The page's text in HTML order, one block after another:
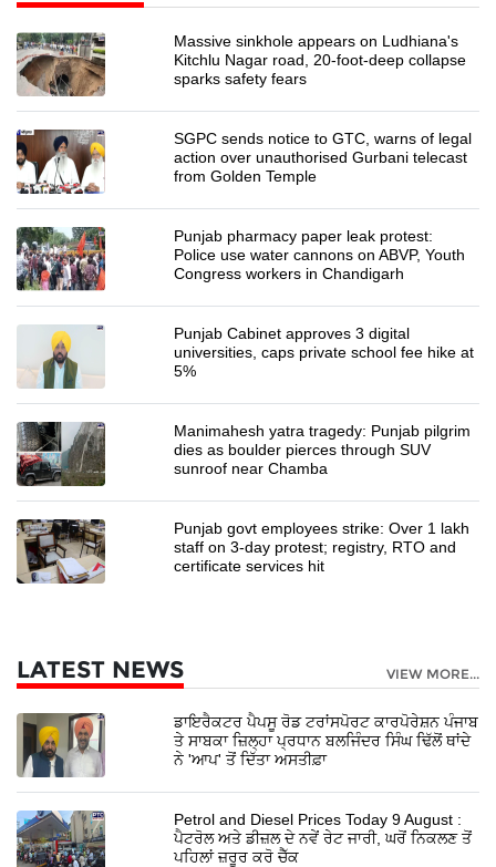
Massive sinkhole appears on Ludhiana's
Kitchlu Nagar road, 20-foot-deep collapse
sparks safety fears
SGPC sends notice to GTC, warns of legal
action over unauthorised Gurbani telecast
from Golden Temple
Punjab pharmacy paper leak protest:
Police use water cannons on ABVP, Youth
Congress workers in Chandigarh
Punjab Cabinet approves 3 digital
universities, caps private school fee hike at
5%
Manimahesh yatra tragedy: Punjab pilgrim
dies as boulder pierces through SUV
sunroof near Chamba
Punjab govt employees strike: Over 1 lakh
staff on 3-day protest; registry, RTO and
certificate services hit
LATEST NEWS VIEW MORE...
ਡਾਇਰੈਕਟਰ ਪੈਪਸੂ ਰੋਡ ਟਰਾਂਸਪੋਰਟ ਕਾਰਪੋਰੇਸ਼ਨ ਪੰਜਾਬ
ਤੇ ਸਾਬਕਾ ਜ਼ਿਲ੍ਹਾ ਪ੍ਰਧਾਨ ਬਲਜਿੰਦਰ ਸਿੰਘ ਢਿੱਲੋਂ ਥਾਂਦੇ
ਨੇ 'ਆਪ' ਤੋਂ ਦਿੱਤਾ ਅਸਤੀਫ਼ਾ
Petrol and Diesel Prices Today 9 August :
ਪੈਟਰੋਲ ਅਤੇ ਡੀਜ਼ਲ ਦੇ ਨਵੇਂ ਰੇਟ ਜਾਰੀ, ਘਰੋਂ ਨਿਕਲਣ ਤੋਂ
ਪਹਿਲਾਂ ਜ਼ਰੂਰ ਕਰੋ ਚੈੱਕ